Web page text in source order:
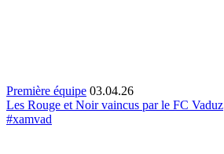
Première équipe 03.04.26
Les Rouge et Noir vaincus par le FC Vaduz
#xamvad